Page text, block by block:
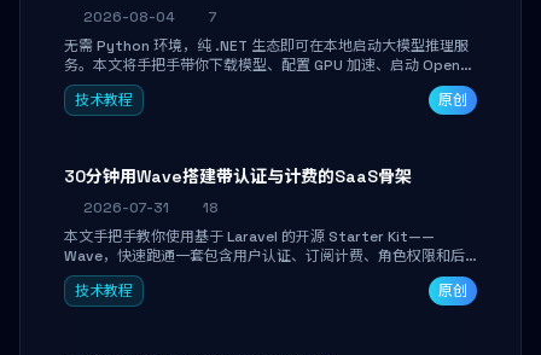
2026-08-04
7
无需 Python 环境，纯 .NET 生态即可在本地启动大模型推理服
务。本文将手把手带你下载模型、配置 GPU 加速、启动 OpenAI
兼容 API，并在 C# 业务代码中无缝调用。数据不出网，零门槛
搞定本地 LLM 部署。
技术教程 原创
30分钟用Wave搭建带认证与计费的SaaS骨架
2026-07-31
18
本文手把手教你使用基于 Laravel 的开源 Starter Kit——
Wave，快速跑通一套包含用户认证、订阅计费、角色权限和后
台管理的完整 SaaS 骨架。附带 Stripe 测试支付对接与自定义
业务页面开发实战，助你省去重复基建时间，将精力聚焦于核心
技术教程 原创